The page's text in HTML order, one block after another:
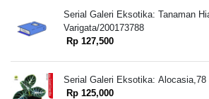
Serial Galeri Eksotika: Tanaman
Varigata/200173788
Rp 127,500
Serial Galeri Eksotika: Alocasia,78
Rp 125,000